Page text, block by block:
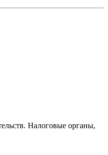
Налоговые органы,